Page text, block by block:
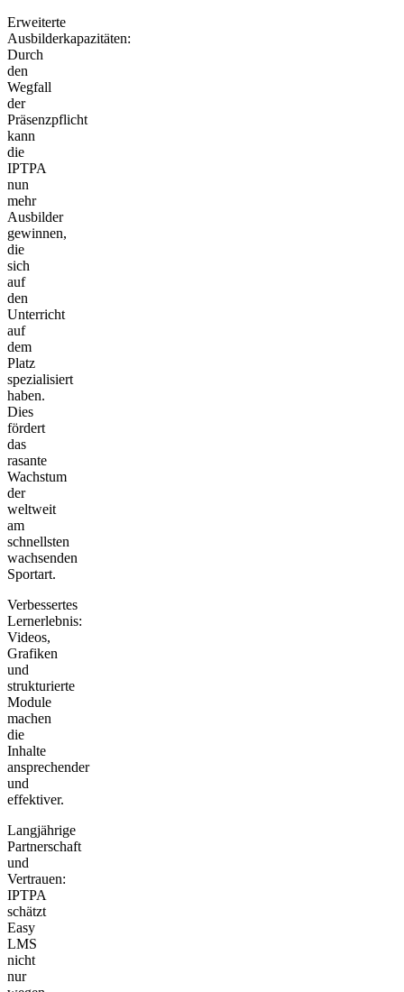
Erweiterte
Ausbilderkapazitäten:
Durch
den
Wegfall
der
Präsenzpflicht
kann
die
IPTPA
nun
mehr
Ausbilder
gewinnen,
die
sich
auf
den
Unterricht
auf
dem
Platz
spezialisiert
haben.
Dies
fördert
das
rasante
Wachstum
der
weltweit
am
schnellsten
wachsenden
Sportart.
Verbessertes
Lernerlebnis:
Videos,
Grafiken
und
strukturierte
Module
machen
die
Inhalte
ansprechender
und
effektiver.
Langjährige
Partnerschaft
und
Vertrauen:
IPTPA
schätzt
Easy
LMS
nicht
nur